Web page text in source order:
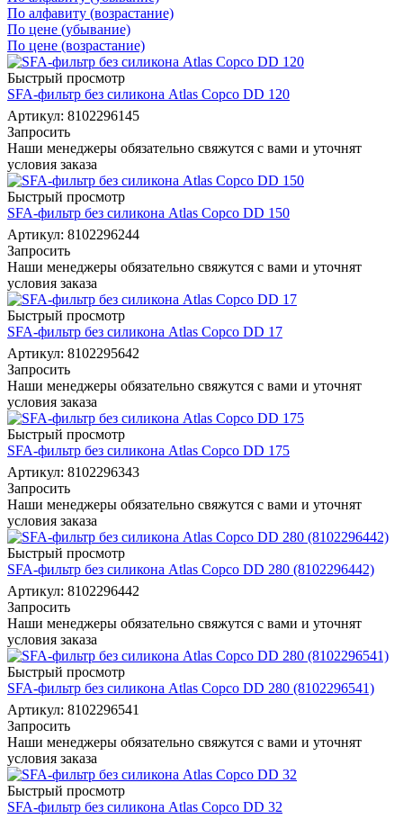
По алфавиту (возрастание)
По цене (убывание)
По цене (возрастание)
Быстрый просмотр
SFA-фильтр без силикона Atlas Copco DD 120
Артикул: 8102296145
Запросить
Наши менеджеры обязательно свяжутся с вами и уточнят
условия заказа
Быстрый просмотр
SFA-фильтр без силикона Atlas Copco DD 150
Артикул: 8102296244
Запросить
Наши менеджеры обязательно свяжутся с вами и уточнят
условия заказа
Быстрый просмотр
SFA-фильтр без силикона Atlas Copco DD 17
Артикул: 8102295642
Запросить
Наши менеджеры обязательно свяжутся с вами и уточнят
условия заказа
Быстрый просмотр
SFA-фильтр без силикона Atlas Copco DD 175
Артикул: 8102296343
Запросить
Наши менеджеры обязательно свяжутся с вами и уточнят
условия заказа
Быстрый просмотр
SFA-фильтр без силикона Atlas Copco DD 280 (8102296442)
Артикул: 8102296442
Запросить
Наши менеджеры обязательно свяжутся с вами и уточнят
условия заказа
Быстрый просмотр
SFA-фильтр без силикона Atlas Copco DD 280 (8102296541)
Артикул: 8102296541
Запросить
Наши менеджеры обязательно свяжутся с вами и уточнят
условия заказа
Быстрый просмотр
SFA-фильтр без силикона Atlas Copco DD 32